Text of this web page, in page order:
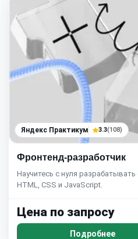
Яндекс Практикум 3.3(108)
Фронтенд-разработчик
Научитесь с нуля
HTML, CSS и JavaScript.
Цена по запросу
Подробнее